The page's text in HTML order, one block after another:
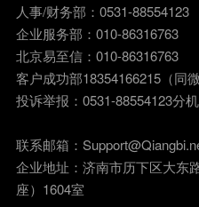
人事/财务部：0531-88554123
企业服务部：010-86316763
北京易至信：010-86316763
客户成功部18354166215（同微
投诉举报：0531-88554123分
联系邮箱：
企业地址：济南市历下区大东
座）1604室